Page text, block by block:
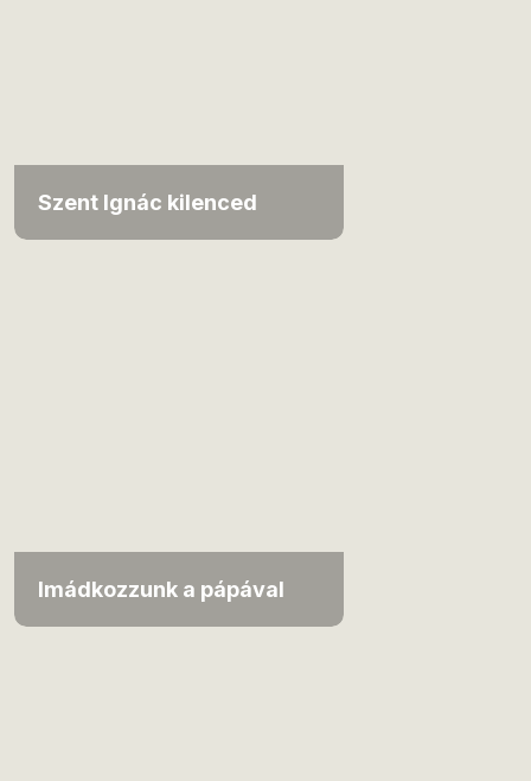
Szent Ignác kilenced
Imádkozzunk a pápával